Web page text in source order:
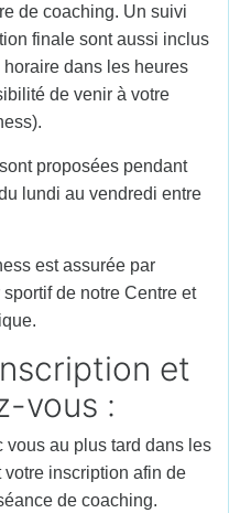
de coaching. Un suivi
finale sont aussi inclus
dans les heures
de venir à votre
proposées pendant
lundi au vendredi entre
est assurée par
de notre Centre et
et
vous :
vous au plus tard dans les
inscription afin de
de coaching.